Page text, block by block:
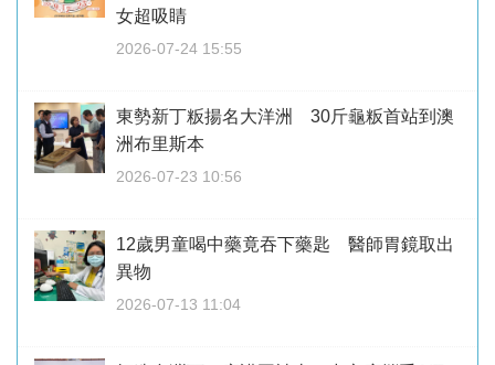
女超吸睛
2026-07-24 15:55
東勢新丁粄揚名大洋洲 30斤龜粄首站到澳
洲布里斯本
2026-07-23 10:56
12歲男童喝中藥竟吞下藥匙 醫師胃鏡取出
異物
2026-07-13 11:04